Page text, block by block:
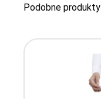
Podobne produkty